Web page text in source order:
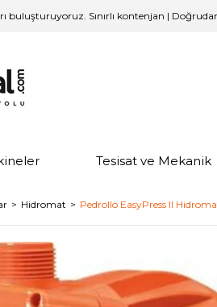
buluşturuyoruz. Sınırlı kontenjan |
Tesisat ve Mekanik
Hidromat Pedrollo EasyPress II